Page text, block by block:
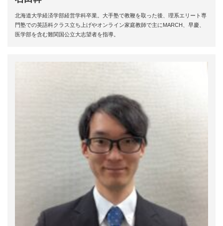
北海道大学経済学部経営学科卒業。大手塾で教鞭を取った後、理系エリート専
門塾での英語科クラス立ち上げやオンライン家庭教師で主にMARCH、早慶、
医学部を含む難関国公立大志望者を指導。